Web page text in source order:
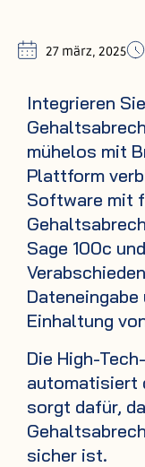
27 märz, 2025
Integrieren
mühelos mit
Plattform
Software mit
Sage 100c
Dateneingabe
Einhaltung
Die High-
automatisiert
sorgt dafür,
sicher ist.